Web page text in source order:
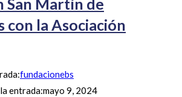
con la Asociación
fundacionebs
entrada:mayo 9, 2024